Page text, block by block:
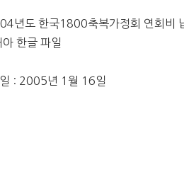
년도 한국1800축복가정회 연회비
한글 파일
: 2005년 1월 16일